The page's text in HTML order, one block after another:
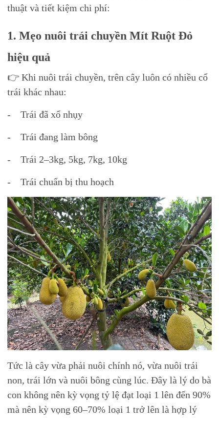
thuật và tiết kiệm chi phí:
1. Mẹo nuôi trái chuyền Mít Ruột Đỏ
hiệu quả
👉 Khi nuôi trái chuyền, trên cây luôn có nhiều cổ
trái khác nhau:
- Trái đã xổ nhụy
- Trái đang làm bông
- Trái 2–3kg, 5kg, 7kg, 10kg
- Trái chuẩn bị thu hoạch
Tức là cây vừa phải nuôi chính nó, vừa nuôi trái
non, trái lớn và nuôi bông cùng lúc. Đây là lý do bà
con không nên kỳ vọng tỷ lệ đạt loại 1 lên đến 90%
mà nên kỳ vọng 60–70% loại 1 trở lên là hợp lý